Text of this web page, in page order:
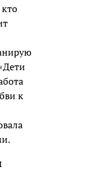
к